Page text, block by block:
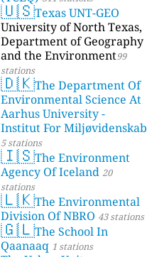
🇺🇸Texas UNT-GEO
University of North Texas,
Department of Geography
and the Environment99
stations
🇩🇰The Department Of
Environmental Science At
Aarhus University -
Institut For Miljøvidenskab
5 stations
🇮🇸The Environment
Agency Of Iceland 20
stations
🇱🇰The Environmental
Division Of NBRO 43 stations
🇬🇱The School In
Qaanaaq 1 stations